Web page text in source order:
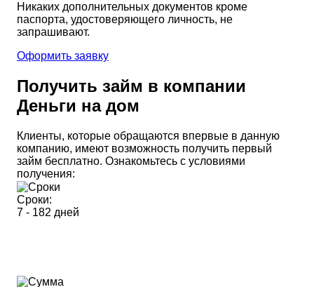
Никаких дополнительных документов кроме
паспорта, удостоверяющего личность, не
запрашивают.
Оформить заявку
Получить займ в компании
Деньги на дом
Клиенты, которые обращаются впервые в данную
компанию, имеют возможность получить первый
займ бесплатно. Ознакомьтесь с условиями
получения:
Сроки:
7 - 182 дней